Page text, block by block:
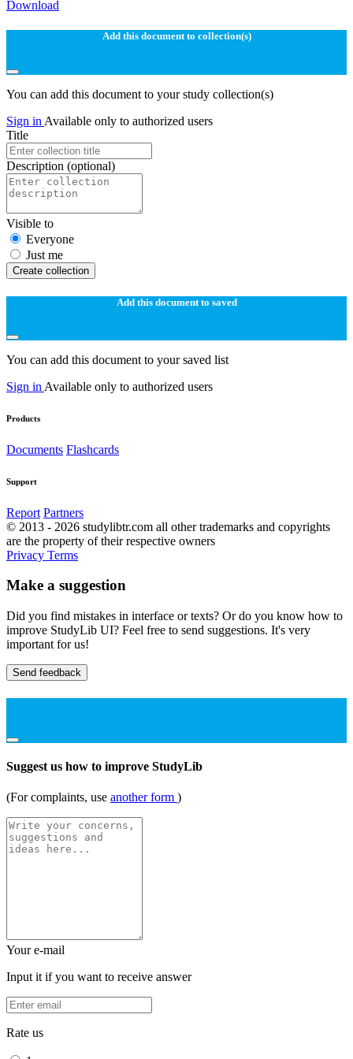
Download
Add this document to collection(s)
You can add this document to your study collection(s)
Sign in Available only to authorized users
Title
Description (optional)
Visible to
Everyone
Just me
Create collection
Add this document to saved
You can add this document to your saved list
Sign in Available only to authorized users
Products
Documents Flashcards
Support
Report Partners
© 2013 - 2026 studylibtr.com all other trademarks and copyrights
are the property of their respective owners
Privacy Terms
Make a suggestion
Did you find mistakes in interface or texts? Or do you know how to
improve StudyLib UI? Feel free to send suggestions. It's very
important for us!
Send feedback
Suggest us how to improve StudyLib
(For complaints, use another form )
Your e-mail
Input it if you want to receive answer
Rate us